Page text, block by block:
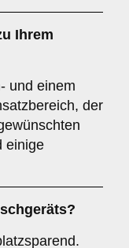
Ihrem
und einem
der
einige
?